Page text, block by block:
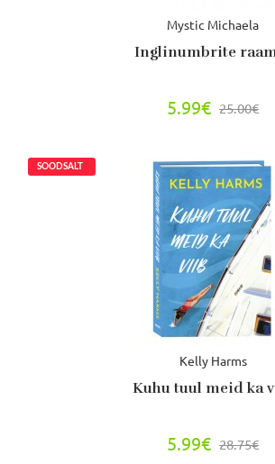
Mystic Michaela
Inglinumbrite
5.99€ 25.00€
Kelly Harms
Kuhu tuul meid ka
5.99€ 28.75€